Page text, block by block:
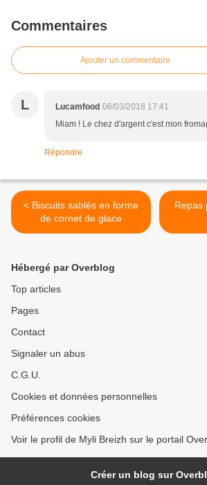
Commentaires
Ajouter un commentaire
L Lucamfood 06/03/2018 17:41
Miam ! Le chez d'argent c'est mon
Répondre
< Biscuits sablés en forme
de cornet de glace
Hébergé par Overblog
Top articles
Pages
Contact
Signaler un abus
C.G.U.
Cookies et données personnelles
Préférences cookies
Voir le profil de Myli Breizh sur le portail
Créer un blog sur